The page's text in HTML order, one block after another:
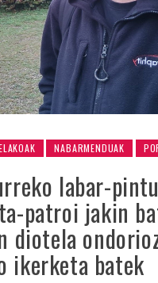
NABARMENDUAK
labar-
patroi jakin
diotela
ikerketa batek